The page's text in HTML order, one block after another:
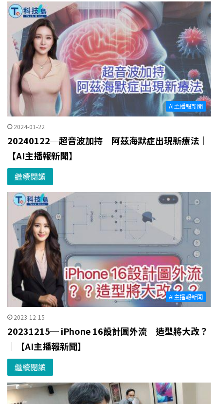
AI主播報新聞
2024-01-22
20240122─超音波加持 阿茲海默症出現新療法｜
【AI主播報新聞】
繼續閱讀
AI主播報新聞
2023-12-15
20231215─ iPhone 16設計圖外流 造型將大改？
｜【AI主播報新聞】
繼續閱讀